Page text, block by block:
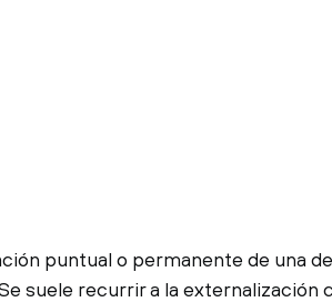
puntual o permanente de una
suele recurrir a la externalización